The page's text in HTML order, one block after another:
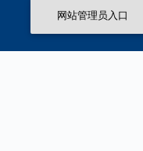
网站管理员入口